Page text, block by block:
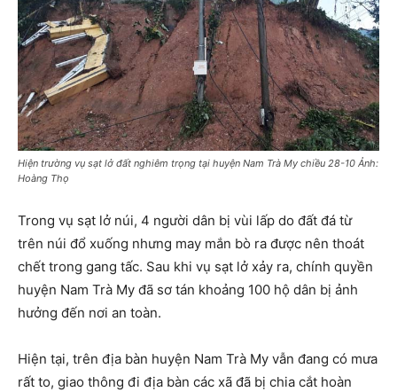
Hiện trường vụ sạt lở đất nghiêm trọng tại huyện Nam Trà My chiều 28-10 Ảnh:
Hoàng Thọ
Trong vụ sạt lở núi, 4 người dân bị vùi lấp do đất đá từ
trên núi đổ xuống nhưng may mắn bò ra được nên thoát
chết trong gang tấc. Sau khi vụ sạt lở xảy ra, chính quyền
huyện Nam Trà My đã sơ tán khoảng 100 hộ dân bị ảnh
hưởng đến nơi an toàn.
Hiện tại, trên địa bàn huyện Nam Trà My vẫn đang có mưa
rất to, giao thông đi địa bàn các xã đã bị chia cắt hoàn